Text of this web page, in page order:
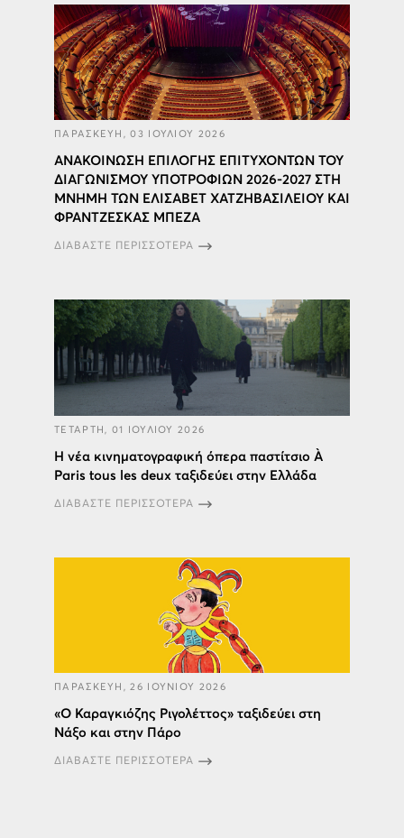
ΠΑΡΑΣΚΕΥΗ, 03 ΙΟΥΛΙΟΥ 2026
ΑΝΑΚΟΙΝΩΣΗ ΕΠΙΛΟΓΗΣ ΕΠΙΤΥΧΟΝΤΩΝ ΤΟΥ
ΔΙΑΓΩΝΙΣΜΟΥ ΥΠΟΤΡΟΦΙΩΝ 2026-2027 ΣΤΗ
ΜΝΗΜΗ ΤΩΝ ΕΛΙΣΑΒΕΤ ΧΑΤΖΗΒΑΣΙΛΕΙΟΥ ΚΑΙ
ΦΡΑΝΤZΕΣΚΑΣ ΜΠΕΖΑ
ΔΙΑΒΑΣΤΕ ΠΕΡΙΣΣΟΤΕΡΑ
ΤΕΤΑΡΤΗ, 01 ΙΟΥΛΙΟΥ 2026
Η νέα κινηματογραφική όπερα παστίτσιο À
Paris tous les deux ταξιδεύει στην Ελλάδα
ΔΙΑΒΑΣΤΕ ΠΕΡΙΣΣΟΤΕΡΑ
ΠΑΡΑΣΚΕΥΗ, 26 ΙΟΥΝΙΟΥ 2026
«Ο Καραγκιόζης Ριγολέττος» ταξιδεύει στη
Νάξο και στην Πάρο
ΔΙΑΒΑΣΤΕ ΠΕΡΙΣΣΟΤΕΡΑ